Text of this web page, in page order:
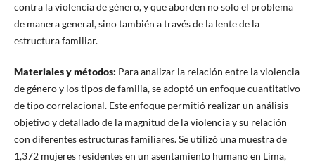
contra la violencia de género, y que aborden no solo el problema
de manera general, sino también a través de la lente de la
estructura familiar.
Materiales y métodos: Para analizar la relación entre la violencia
de género y los tipos de familia, se adoptó un enfoque cuantitativo
de tipo correlacional. Este enfoque permitió realizar un análisis
objetivo y detallado de la magnitud de la violencia y su relación
con diferentes estructuras familiares. Se utilizó una muestra de
1,372 mujeres residentes en un asentamiento humano en Lima,